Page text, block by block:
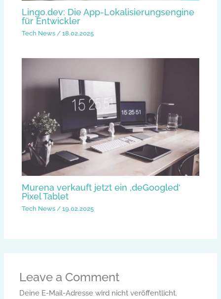
Lingo.dev: Die App-Lokalisierungsengine
für Entwickler
Tech News /18.02.2025
Murena verkauft jetzt ein ‚deGoogled‘
Pixel Tablet
Tech News /19.02.2025
Leave a Comment
Deine E-Mail-Adresse wird nicht veröffentlicht.